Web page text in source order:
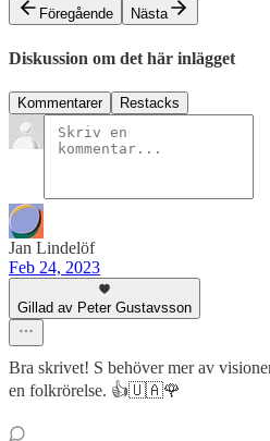
Föregående
Nästa
Diskussion om det här inlägget
Kommentarer Restacks
Jan Lindelöf
Feb 24, 2023
Gillad av Peter Gustavsson
Bra skrivet! S behöver mer av
en folkrörelse. 👍🇺🇦🌹